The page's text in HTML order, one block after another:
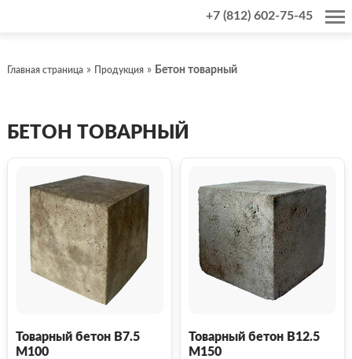
+7 (812) 602-75-45
Главная страница» Продукция» Бетон товарный
БЕТОН ТОВАРНЫЙ
Товарный бетон В7.5
М100
Товарный бетон В12.5
М150